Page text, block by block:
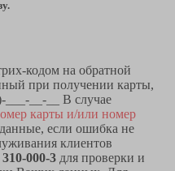
кодом на обратной
при получении карты,
___-__-__ В случае
карты и/или номер
если ошибка не
клиентов
310-000-3 для проверки и